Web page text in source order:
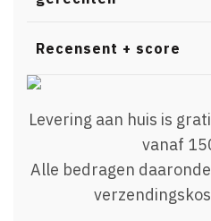
Recensent + score
Levering aan huis is
vanaf
Alle bedragen